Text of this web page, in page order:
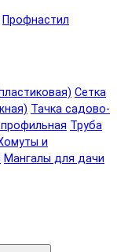
Профнастил
Сетка
Тачка садово-
Труба
и
Мангалы для дачи